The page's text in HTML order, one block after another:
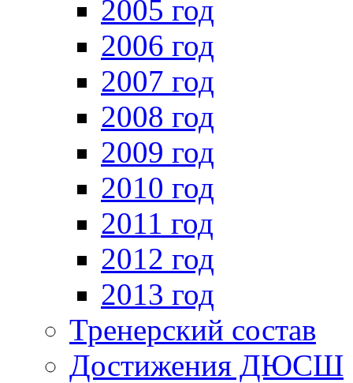
2005 год
2006 год
2007 год
2008 год
2009 год
2010 год
2011 год
2012 год
2013 год
Тренерский состав
Достижения ДЮСШ